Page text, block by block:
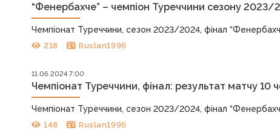
“Фенербахче” – чемпіон Туреччини сезону 2023/
Чемпіонат Туреччини, сезон 2023/2024, фінал
218 Ruslan1996
11.06.2024 7:00
Чемпіонат Туреччини, фінал: результат матчу 10
Чемпіонат Туреччини, сезон 2023/2024, фінал
148 Ruslan1996